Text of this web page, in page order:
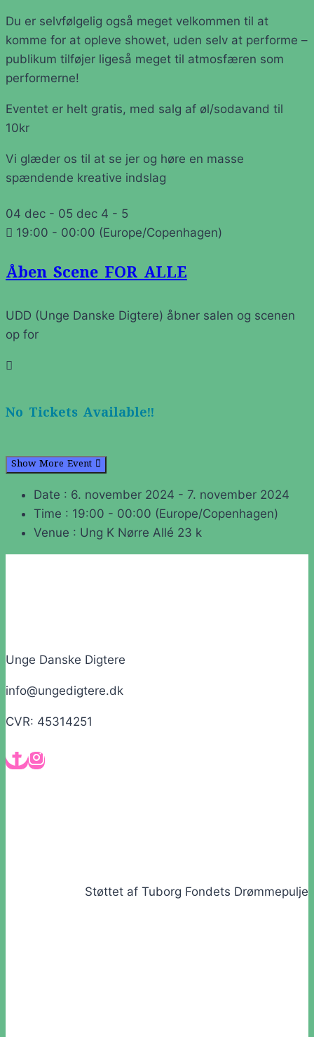
Du er selvfølgelig også meget velkommen til at
komme for at opleve showet, uden selv at performe –
publikum tilføjer ligeså meget til atmosfæren som
performerne!
Eventet er helt gratis, med salg af øl/sodavand til
10kr
Vi glæder os til at se jer og høre en masse
spændende kreative indslag
04 dec - 05 dec 4 - 5
19:00 - 00:00 (Europe/Copenhagen)
Åben Scene FOR ALLE
UDD (Unge Danske Digtere) åbner salen og scenen
op for
No Tickets Available!!
Show More Event
Date : 6. november 2024 - 7. november 2024
Time : 19:00 - 00:00 (Europe/Copenhagen)
Venue : Ung K Nørre Allé 23 k
Unge Danske Digtere
info@ungedigtere.dk
CVR: 45314251
Støttet af Tuborg Fondets Drømmepulje